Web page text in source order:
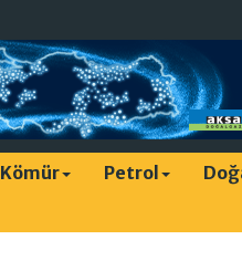
Kömür Petrol